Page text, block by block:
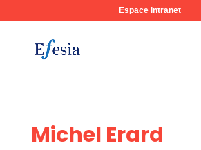
Espace intranet
Michel Erard